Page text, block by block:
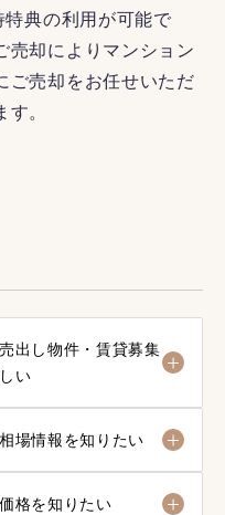
典の利用が可能で
売却によりマンション
ご売却をお任せいただ
。
出し物件・賃貸募集
い
場情報を知りたい
格を知りたい